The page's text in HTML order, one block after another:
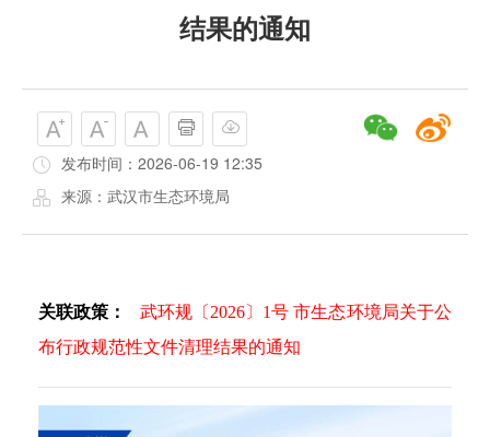
结果的通知
发布时间：2026-06-19 12:35
来源：武汉市生态环境局
关联政策：
武环规〔2026〕1号 市生态环境局关于公
布行政规范性文件清理结果的通知